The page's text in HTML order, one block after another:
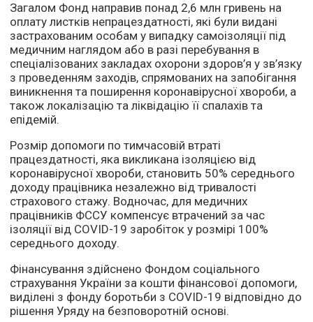
Загалом Фонд направив понад 2,6 млн гривень на
оплату листків непрацездатності, які були видані
застрахованим особам у випадку самоізоляції під
медичним наглядом або в разі перебування в
спеціалізованих закладах охорони здоров’я у зв’язку
з проведенням заходів, спрямованих на запобігання
виникнення та поширення коронавірусної хвороби, а
також локалізацію та ліквідацію її спалахів та
епідемій.
Розмір допомоги по тимчасовій втраті
працездатності, яка викликана ізоляцією від
коронавірусної хвороби, становить 50% середнього
доходу працівника незалежно від тривалості
страхового стажу. Водночас, для медичних
працівників ФССУ компенсує втрачений за час
ізоляції від COVID-19 заробіток у розмірі 100%
середнього доходу.
Фінансування здійснено Фондом соціального
страхування України за кошти фінансової допомоги,
виділені з фонду боротьби з COVID-19 відповідно до
рішення Уряду на безповоротній основі.